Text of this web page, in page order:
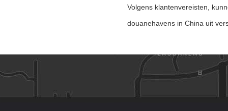
Volgens klantenvereisten,
douanehavens in China uit